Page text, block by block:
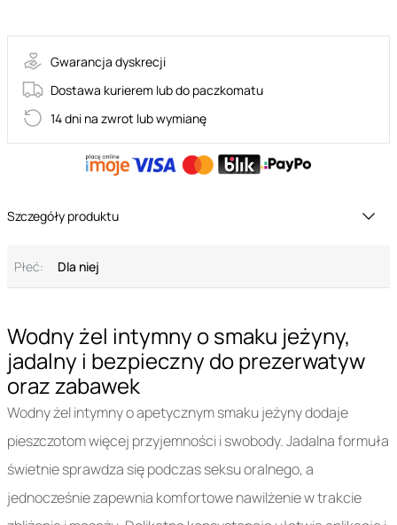
Wodny żel intymny o smaku jeżyny,
jadalny i bezpieczny do prezerwatyw
oraz zabawek
Wodny żel intymny o apetycznym smaku jeżyny dodaje
pieszczotom więcej przyjemności i swobody. Jadalna formuła
świetnie sprawdza się podczas seksu oralnego, a
jednocześnie zapewnia komfortowe nawilżenie w trakcie
Gwarancja dyskrecji
Dostawa kurierem lub do paczkomatu
14 dni na zwrot lub wymianę
Szczegóły produktu
Płeć: Dla niej